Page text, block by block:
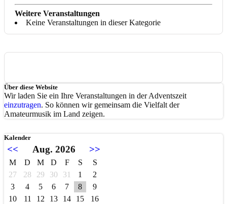
Weitere Veranstaltungen
Keine Veranstaltungen in dieser Kategorie
Über diese Website
Wir laden Sie ein Ihre Veranstaltungen in der Adventszeit
einzutragen. So können wir gemeinsam die Vielfalt der
Amateurmusik im Land zeigen.
Kalender
<< Aug. 2026 >>
M D M D F S
S
27
28 29 30 31 1
2
3
4 5 6 7 8
9
10
11 12 13 14 15
16